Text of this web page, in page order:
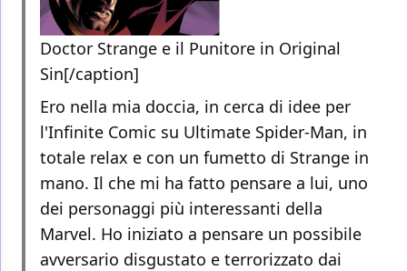
Doctor Strange e il Punitore in Original
Sin[/caption]
Ero nella mia doccia, in cerca di idee per
l'Infinite Comic su Ultimate Spider-Man, in
totale relax e con un fumetto di Strange in
mano. Il che mi ha fatto pensare a lui, uno
dei personaggi più interessanti della
Marvel. Ho iniziato a pensare un possibile
avversario disgustato e terrorizzato dai